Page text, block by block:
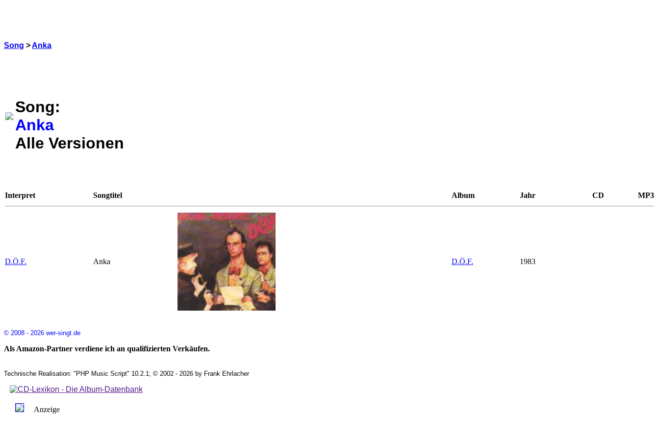
Song >Anka
Song:
Anka
Alle Versionen
Interpret Songtitel Album Jahr CD MP3
D.Ö.F. Anka D.Ö.F. 1983
© 2008 - 2026 wer-singt.de
Als Amazon-Partner verdiene ich an qualifizierten Verkäufen.
Technische Realisation: "PHP Music Script" 10.2.1; © 2002 - 2026 by Frank Ehrlacher
Anzeige